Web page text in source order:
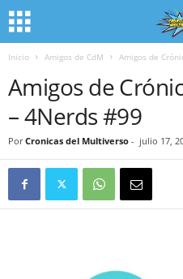
Inicio Amigos de CdM Amigos de
Amigos de
– 4Nerds #99
Por Cronicas del Multiverso - julio 17,